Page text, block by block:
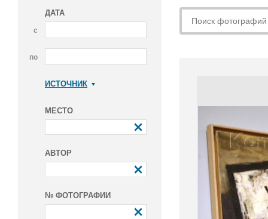
ДАТА
с
по
ИСТОЧНИК
МЕСТО
АВТОР
№ ФОТОГРАФИИ